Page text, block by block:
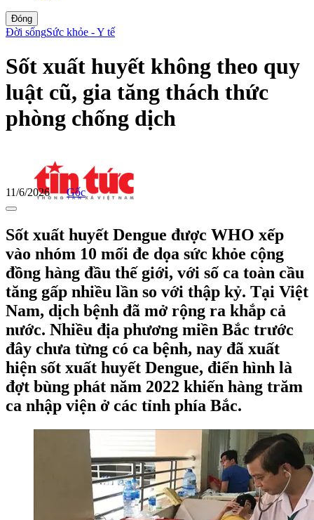
Đóng
Đời sốngSức khỏe - Y tế
Sốt xuất huyết không theo quy
luật cũ, gia tăng thách thức
phòng chống dịch
11/6/2026 Gốc
Sốt xuất huyết Dengue được WHO xếp
vào nhóm 10 mối đe dọa sức khỏe cộng
đồng hàng đầu thế giới, với số ca toàn cầu
tăng gấp nhiều lần so với thập kỷ. Tại Việt
Nam, dịch bệnh đã mở rộng ra khắp cả
nước. Nhiều địa phương miền Bắc trước
đây chưa từng có ca bệnh, nay đã xuất
hiện sốt xuất huyết Dengue, điển hình là
đợt bùng phát năm 2022 khiến hàng trăm
ca nhập viện ở các tỉnh phía Bắc.